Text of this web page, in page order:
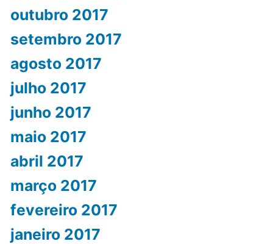
outubro 2017
setembro 2017
agosto 2017
julho 2017
junho 2017
maio 2017
abril 2017
março 2017
fevereiro 2017
janeiro 2017